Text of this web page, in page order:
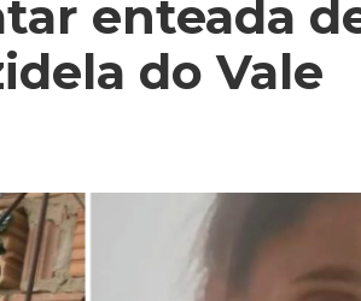
enteada
do Vale